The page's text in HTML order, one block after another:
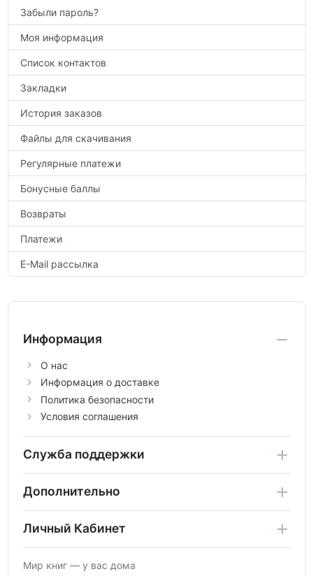
Забыли пароль?
Моя информация
Список контактов
Закладки
История заказов
Файлы для скачивания
Регулярные платежи
Бонусные баллы
Возвраты
Платежи
E-Mail рассылка
Информация
О нас
Информация о доставке
Политика безопасности
Условия соглашения
Служба поддержки
Дополнительно
Личный Кабинет
Мир книг — у вас дома